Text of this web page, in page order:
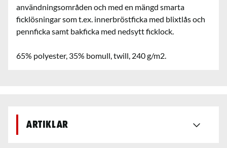
användningsområden och med en mängd smarta
ficklösningar som t.ex. innerbröstficka med blixtlås och
pennficka samt bakficka med nedsytt ficklock.
65% polyester, 35% bomull, twill, 240 g/m2.
Artiklar